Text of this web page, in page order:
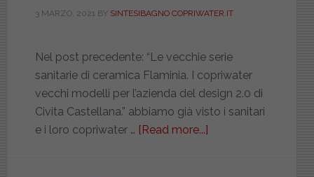
3 MARZO, 2021 BY SINTESIBAGNO COPRIWATER.IT
Nel post precedente: “Le vecchie serie
sanitarie di ceramica Flaminia. I copriwater
vecchi modelli per l’azienda del design 2.0 di
Civita Castellana.” abbiamo già visto i sanitari
e i loro copriwater … [Read more...]